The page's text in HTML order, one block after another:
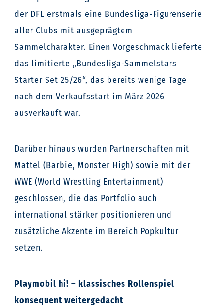
der DFL erstmals eine Bundesliga-Figurenserie
aller Clubs mit ausgeprägtem
Sammelcharakter. Einen Vorgeschmack lieferte
das limitierte „Bundesliga-Sammelstars
Starter Set 25/26“, das bereits wenige Tage
nach dem Verkaufsstart im März 2026
ausverkauft war.
Darüber hinaus wurden Partnerschaften mit
Mattel (Barbie, Monster High) sowie mit der
WWE (World Wrestling Entertainment)
geschlossen, die das Portfolio auch
international stärker positionieren und
zusätzliche Akzente im Bereich Popkultur
setzen.
Playmobil hi! – klassisches Rollenspiel
konsequent weitergedacht